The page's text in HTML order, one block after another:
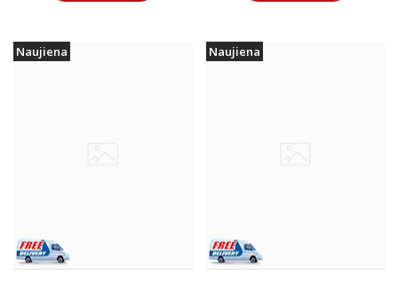
Naujiena Naujiena